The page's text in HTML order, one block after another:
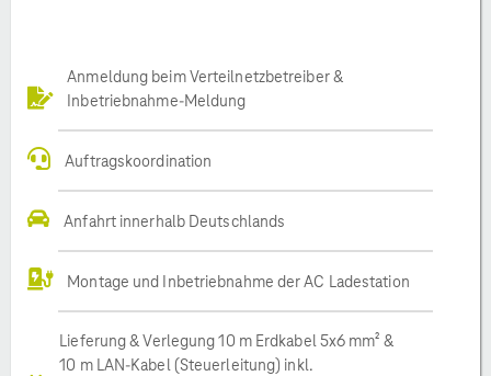
Anmeldung beim Verteilnetzbetreiber &
Inbetriebnahme-Meldung
Auftragskoordination
Anfahrt innerhalb Deutschlands
Montage und Inbetriebnahme der AC Ladestation
Lieferung & Verlegung 10 m Erdkabel 5x6 mm² &
10 m LAN-Kabel (Steuerleitung) inkl.